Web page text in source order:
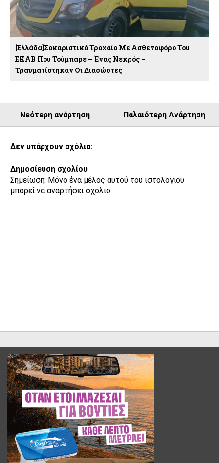
[Eλλάδα]Σοκαριστικό Τροχαίο Με Ασθενοφόρο Του
ΕΚΑΒ Που Τούμπαρε – Ένας Νεκρός –
Τραυματίστηκαν Οι Διασώστες
Νεότερη ανάρτηση Παλαιότερη Ανάρτηση
Δεν υπάρχουν σχόλια:
Δημοσίευση σχολίου
Σημείωση: Μόνο ένα μέλος αυτού του ιστολογίου
μπορεί να αναρτήσει σχόλιο.